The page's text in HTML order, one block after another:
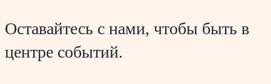
Оставайтесь с нами, чтобы быть в
центре событий.